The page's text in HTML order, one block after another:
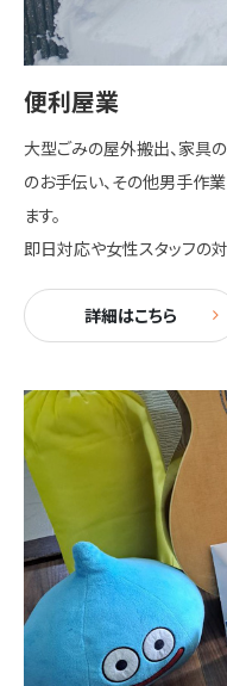
便利屋業
大型ごみの屋外搬出、家具
のお手伝い、その他男手作
ます。
即日対応や女性スタッフの
詳細はこちら